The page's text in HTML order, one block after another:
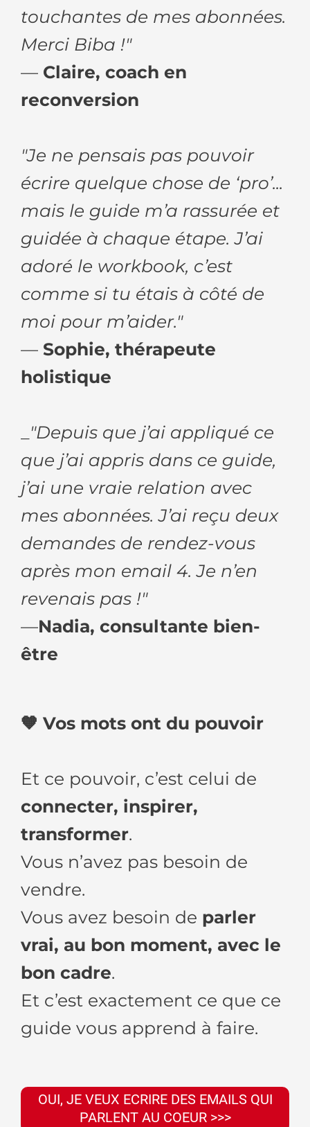
touchantes de mes abonnées.
Merci Biba !"
— Claire, coach en
reconversion
"Je ne pensais pas pouvoir
écrire quelque chose de ‘pro’...
mais le guide m’a rassurée et
guidée à chaque étape. J’ai
adoré le workbook, c’est
comme si tu étais à côté de
moi pour m’aider."
— Sophie, thérapeute
holistique
"Depuis que j’ai appliqué ce
que j’ai appris dans ce guide,
j’ai une vraie relation avec
mes abonnées. J’ai reçu deux
demandes de rendez-vous
après mon email 4. Je n’en
revenais pas !"
—Nadia, consultante bien-
être
🧡 Vos mots ont du pouvoir
Et ce pouvoir, c’est celui de
connecter, inspirer,
transformer.
Vous n’avez pas besoin de
vendre.
Vous avez besoin de parler
vrai, au bon moment, avec le
bon cadre.
Et c’est exactement ce que ce
guide vous apprend à faire.
OUI, JE VEUX ECRIRE DES EMAILS QUI
PARLENT AU COEUR >>>